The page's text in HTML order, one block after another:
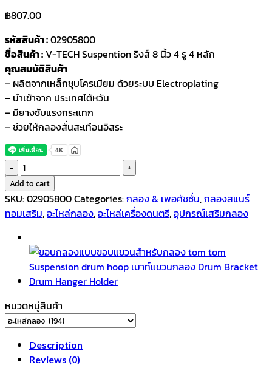
฿807.00
รหัสสินค้า :02905800
ชื่อสินค้า :V-TECH Suspention ริงส์ 8 นิ้ว 4 รู 4 หลัก
คุณสมบัติสินค้า
– ผลิตจากเหล็กชุบโครเมียม ด้วยระบบ Electroplating
– นำเข้าจาก ประเทศไต้หวัน
– มียางซับแรงกระแทก
– ช่วยให้กลองสั่นสะเทือนอิสระ
V-
TECH
Suspention
ริงส์
4รู
4หลัก
quantity
Add to cart
SKU:02905800Categories:กลอง & เพอคัชชั่น,กลองสแนร์
ทอมเสริม,อะไหล่กลอง,อะไหล่เครื่องดนตรี,อุปกรณ์เสริมกลอง
หมวดหมู่สินค้า
Description
Reviews (0)